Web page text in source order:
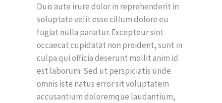
Duis aute irure dolor in reprehenderit in
voluptate velit esse cillum dolore eu
fugiat nulla pariatur. Excepteur sint
occaecat cupidatat non proident, sunt in
culpa qui officia deserunt mollit anim id
est laborum. Sed ut perspiciatis unde
omnis iste natus error sit voluptatem
accusantium doloremque laudantium,